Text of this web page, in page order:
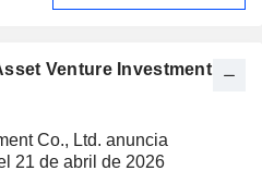
Venture Investment
Co., Ltd. anuncia
21 de abril de 2026